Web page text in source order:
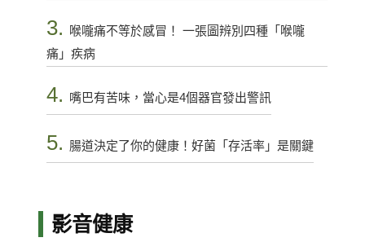
3.
喉嚨痛不等於感冒！ 一張圖辨別四種「喉嚨
痛」疾病
4. 嘴巴有苦味，當心是4個器官發出警訊
5. 腸道決定了你的健康！好菌「存活率」是關鍵
影音健康